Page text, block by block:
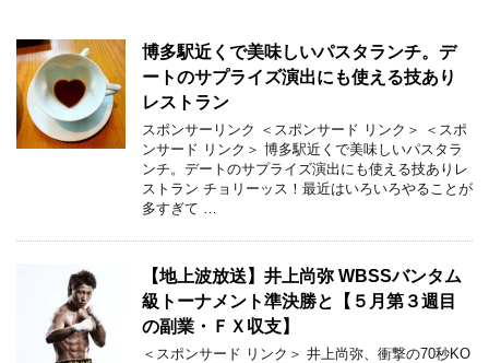
博多駅近くで美味しいパスタランチ。デ
ートのサプライズ演出にも使える技あり
レストラン
スポンサーリンク ＜スポンサード リンク＞ ＜スポ
ンサード リンク＞ 博多駅近くで美味しいパスタラ
ンチ。デートのサプライズ演出にも使える技ありレ
ストラン チョリーッス！最近はいろいろやることが
多すぎて …
【地上波放送】井上尚弥 WBSSバンタム
級トーナメント準決勝と【５月第３週目
の副業・ＦＸ収支】
＜スポンサード リンク＞ 井上尚弥、衝撃の70秒KO